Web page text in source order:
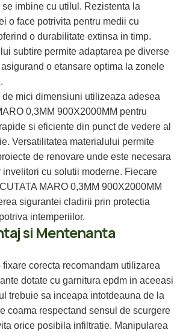
imbine cu utilul. Rezistenta la
o face potrivita pentru medii cu
o durabilitate extinsa in timp.
subtire permite adaptarea pe diverse
o etansare optima la zonele
mici dimensiuni utilizeaza adesea
0,3MM 900X2000MM pentru
si eficiente din punct de vedere al
Versatilitatea materialului permite
de renovare unde este necesara
cu solutii moderne. Fiecare
MARO 0,3MM 900X2000MM
sigurantei cladirii prin protectia
intemperiilor.
si Mentenanta
fixare corecta recomandam utilizarea
dotate cu garnitura epdm in aceeasi
trebuie sa inceapa intotdeauna de la
coama respectand sensul de scurgere
orice posibila infiltratie. Manipularea